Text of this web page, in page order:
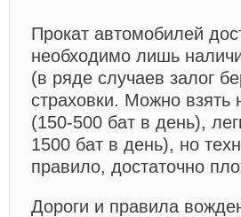
Прокат автомобилей
необходимо лишь
(в ряде случаев залог
страховки. Можно взять
(150-500 бат в день),
1500 бат в день), но
правило, достаточно
Дороги и правила